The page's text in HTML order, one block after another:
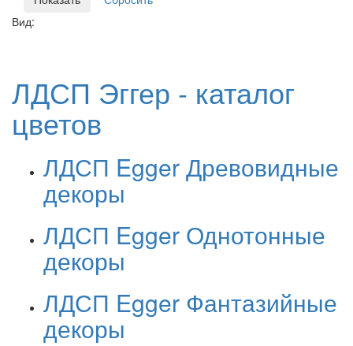
Вид:
ЛДСП Эггер - каталог
цветов
ЛДСП Egger Древовидные
декоры
ЛДСП Egger Однотонные
декоры
ЛДСП Egger Фантазийные
декоры